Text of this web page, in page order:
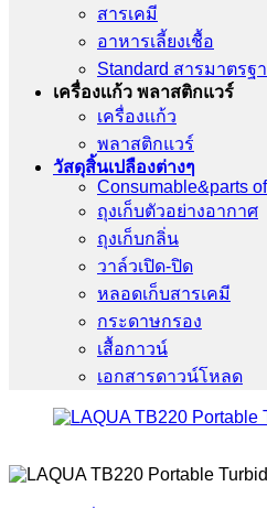
สารเคมี
อาหารเลี้ยงเชื้อ
Standard สารมาตรฐ
เครื่องเเก้ว พลาสติกแวร์
เครื่องเเก้ว
พลาสติกแวร์
วัสดุสิ้นเปลืองต่างๆ
Consumable&parts
ถุงเก็บตัวอย่างอากาศ
ถุงเก็บกลิ่น
วาล์วเปิด-ปิด
หลอดเก็บสารเคมี
กระดาษกรอง
เสื้อกาวน์
เอกสารดาวน์โหลด